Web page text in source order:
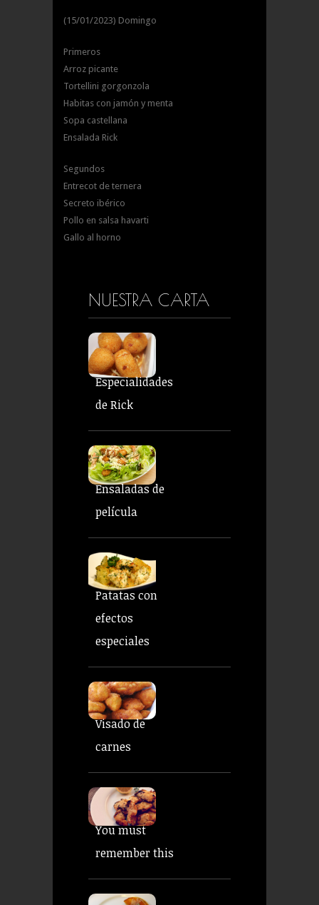
(15/01/2023) Domingo
Primeros
Arroz picante
Tortellini gorgonzola
Habitas con jamón y menta
Sopa castellana
Ensalada Rick
Segundos
Entrecot de ternera
Secreto ibérico
Pollo en salsa havarti
Gallo al horno
NUESTRA CARTA
Especialidades
de Rick
Ensaladas de
película
Patatas con
efectos
especiales
Visado de
carnes
You must
remember this